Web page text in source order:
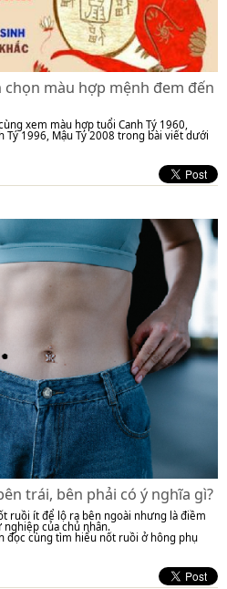
chọn màu hợp mệnh đem đến
xem màu hợp tuổi Canh Tý 1960,
Tý 1996, Mậu Tý 2008 trong bài viết dưới
trái, bên phải có ý nghĩa gì?
ruồi ít để lộ ra bên ngoài nhưng là điềm
nghiệp của chủ nhân.
đọc cùng tìm hiểu nốt ruồi ở hông phụ